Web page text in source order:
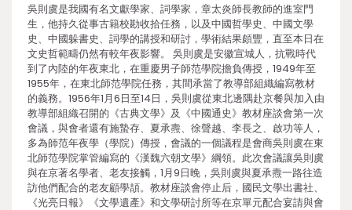
吳則虞是我國有名文獻學家、詞學家，章太炎師長教師的進室門
生，他持久從事古籍校勘收拾任務，以及中國哲學史、中國文學
史、中國躲書史、詞學的講授和研討，學術結果頗豐，直至本日在
文史哲範疇仍然有較年夜影響。 吳則虞是安徽宣城人，抗戰時代
到了內陸的年夜東北，在重慶男子師范學院擔負傳授，1949年至
1955年，在東北師范學院任務，其間承當了教導部組織編寫教材
的義務。1956年1月6日至14日，吳則虞從東北邊隅赴京餐與加入由
教導部組織召開的《古典文學》及《中國通史》教材座談會第一次
會議，與會者還有施蟄存、夏承燾、徐聲越、李長之、啟功等人，
多為師范年夜學（學院）傳授，會議的一個議程是會商吳則虞在東
北師范學院掌管編寫的《漢魏六朝文學》綱領。此次會議讓吳則虞
與在京著名學者、老友接觸，1月9日晚，吳則虞與夏承燾一路往造
訪他們配合的老友顧學頡。教材座談會停止后，國民文學出書社、
《光亮日報》《文學遺產》和文學研討所等在京單元配合宴請與會